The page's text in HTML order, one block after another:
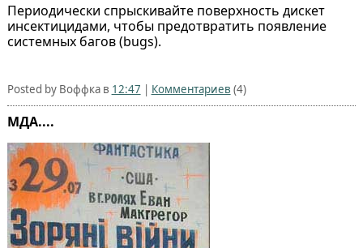
Периодически спрыскивайте поверхность дискет
инсектицидами, чтобы предотвратить появление
системных багов (bugs).
Posted by Воффка в 12:47 | Комментариев (4)
МДА....